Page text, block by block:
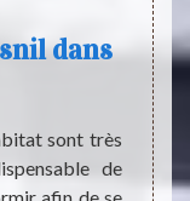
dans
sont très
de
Les